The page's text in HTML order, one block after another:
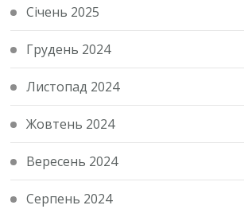
Січень 2025
Грудень 2024
Листопад 2024
Жовтень 2024
Вересень 2024
Серпень 2024